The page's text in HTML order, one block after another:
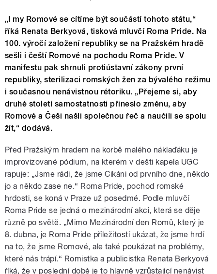
„I my Romové se cítíme být součástí tohoto státu,“
říká Renata Berkyová, tisková mluvčí Roma Pride. Na
100. výročí založení republiky se na Pražském hradě
sešli i čeští Romové na pochodu Roma Pride. V
manifestu pak shrnuli protiústavní zákony první
republiky, sterilizaci romských žen za bývalého režimu
i současnou nenávistnou rétoriku. „Přejeme si, aby
druhé století samostatnosti přineslo změnu, aby
Romové a Češi našli společnou řeč a naučili se spolu
žít,“ dodává.
Před Pražským hradem na korbě malého náklaďáku je
improvizované pódium, na kterém v dešti kapela UGC
rapuje: „Jsme rádi, že jsme Cikáni od prvního dne, někdo
jo a někdo zase ne.“ Roma Pride, pochod romské
hrdosti, se koná v Praze už posedmé. Podle mluvčí
Roma Pride se jedná o mezinárodní akci, která se děje
různě po světě. „Mimo Mezinárodní den Romů, který je
8. dubna, je Roma Pride příležitostí ukázat, že jsme hrdí
na to, že jsme Romové, ale také poukázat na problémy,
které nás trápí.“ Romistka a publicistka Renata Berkyová
říká, že v poslední době je to hlavně vzrůstající nenávist